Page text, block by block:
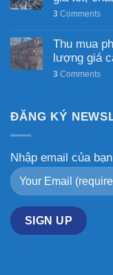
3 Comments
Thu mua
lượng giá
3 Comments
ĐĂNG KÝ
Nhập email của